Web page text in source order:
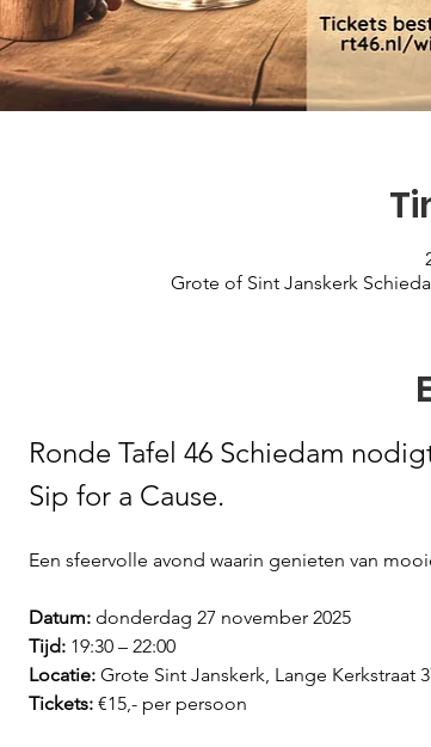
Grote of Sint Janskerk
Ronde Tafel 46 Schiedam
Sip for a Cause.
Een sfeervolle avond waarin genieten van
Datum: donderdag 27 november 2025
Tijd: 19:30 – 22:00
Locatie: Grote Sint Janskerk, Lange Kerkstraat
Tickets: €15,- per persoon